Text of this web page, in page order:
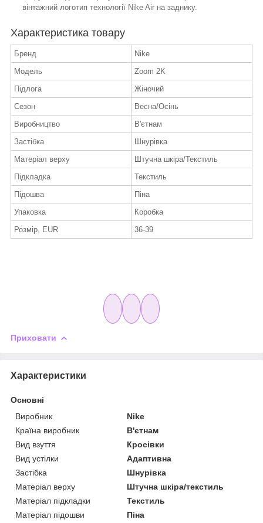
вінтажний логотип технології Nike Air на заднику.
Характеристика товару
Бренд
Nike
Модель
Zoom 2K
Підлога
Жіночий
Сезон
Весна/Осінь
Виробництво
В'єтнам
Застібка
Шнурівка
Матеріал верху
Штучна шкіра/Текстиль
Підкладка
Текстиль
Підошва
Піна
Упаковка
Коробка
Розмір, EUR
36-39
Приховати
Характеристики
Основні
Виробник
Nike
Країна виробник
В'єтнам
Вид взуття
Кросівки
Вид устілки
Адаптивна
Застібка
Шнурівка
Матеріал верху
Штучна шкіра/текстиль
Матеріал підкладки
Текстиль
Матеріал підошви
Піна